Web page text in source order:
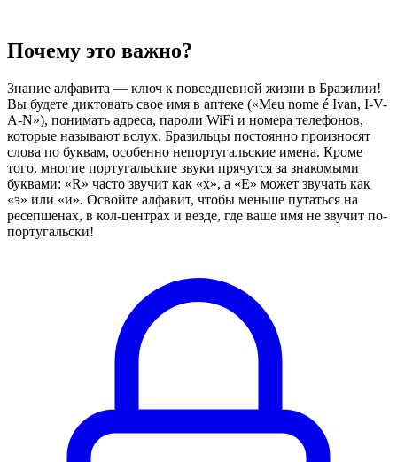
Почему это важно?
Знание алфавита — ключ к повседневной жизни в Бразилии!
Вы будете диктовать свое имя в аптеке («Meu nome é Ivan, I-V-
A-N»), понимать адреса, пароли WiFi и номера телефонов,
которые называют вслух. Бразильцы постоянно произносят
слова по буквам, особенно непортугальские имена. Кроме
того, многие португальские звуки прячутся за знакомыми
буквами: «R» часто звучит как «х», а «E» может звучать как
«э» или «и». Освойте алфавит, чтобы меньше путаться на
ресепшенах, в кол-центрах и везде, где ваше имя не звучит по-
португальски!